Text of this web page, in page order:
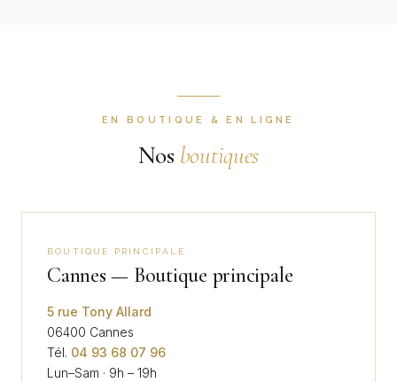
EN BOUTIQUE & EN LIGNE
Nos boutiques
BOUTIQUE PRINCIPALE
Cannes — Boutique principale
5 rue Tony Allard
06400 Cannes
Tél. 04 93 68 07 96
Lun–Sam · 9h – 19h